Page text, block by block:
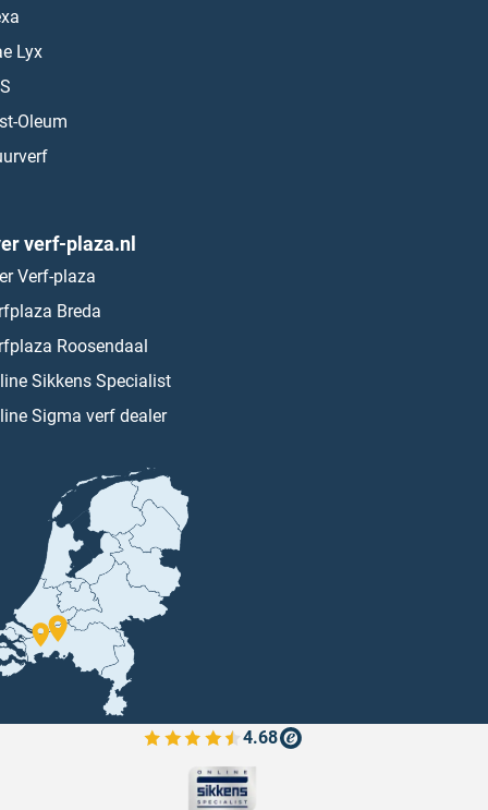
Lyx
Oleum
verf-plaza.nl
Verf-plaza
Breda
Roosendaal
Sikkens Specialist
Sigma verf dealer
4.68
Bekijk de verfplaza beoordelingen